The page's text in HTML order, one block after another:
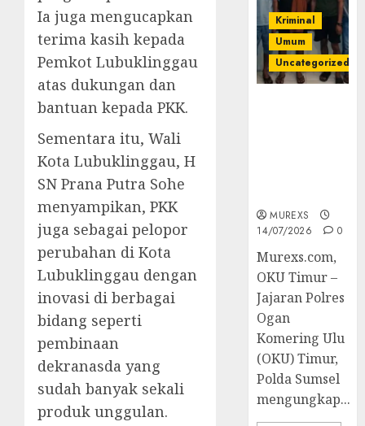
Ia juga mengucapkan
terima kasih kepada
Pemkot Lubuklinggau
atas dukungan dan
bantuan kepada PKK.
Sementara itu, Wali
Kota Lubuklinggau, H
SN Prana Putra Sohe
menyampikan, PKK
juga sebagai pelopor
perubahan di Kota
Lubuklinggau dengan
inovasi di berbagai
bidang seperti
pembinaan
dekranasda yang
sudah banyak sekali
produk unggulan.
Kriminal
Umum
Uncategorized
MUREXS
14/07/2026
0
Murexs.com,
OKU Timur –
Jajaran Polres
Ogan
Komering Ulu
(OKU) Timur,
Polda Sumsel
mengungkap...